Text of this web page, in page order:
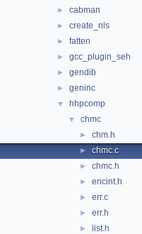
► cabman
► create_nls
► fatten
► gcc_plugin_seh
► gendib
► geninc
▼ hhpcomp
▼ chmc
► chm.h
► chmc.c
► chmc.h
► encint.h
► err.c
► err.h
► list.h